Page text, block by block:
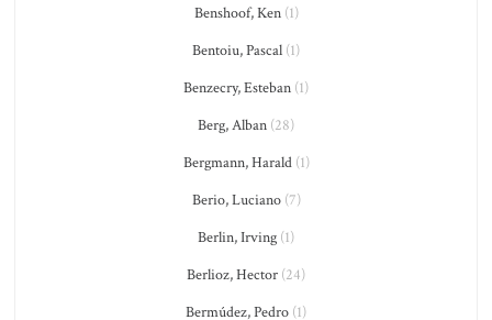
Benshoof, Ken(1)
Bentoiu, Pascal (1)
Benzecry, Esteban (1)
Berg, Alban (28)
Bergmann, Harald(1)
Berio, Luciano(7)
Berlin, Irving (1)
Berlioz, Hector (24)
Bermúdez, Pedro (1)